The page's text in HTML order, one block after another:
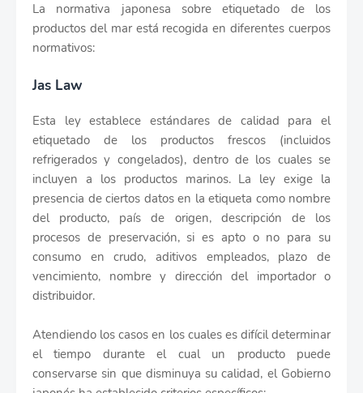
La normativa japonesa sobre etiquetado de los
productos del mar está recogida en diferentes cuerpos
normativos:
Jas Law
Esta ley establece estándares de calidad para el
etiquetado de los productos frescos (incluidos
refrigerados y congelados), dentro de los cuales se
incluyen a los productos marinos. La ley exige la
presencia de ciertos datos en la etiqueta como nombre
del producto, país de origen, descripción de los
procesos de preservación, si es apto o no para su
consumo en crudo, aditivos empleados, plazo de
vencimiento, nombre y dirección del importador o
distribuidor.
Atendiendo los casos en los cuales es difícil determinar
el tiempo durante el cual un producto puede
conservarse sin que disminuya su calidad, el Gobierno